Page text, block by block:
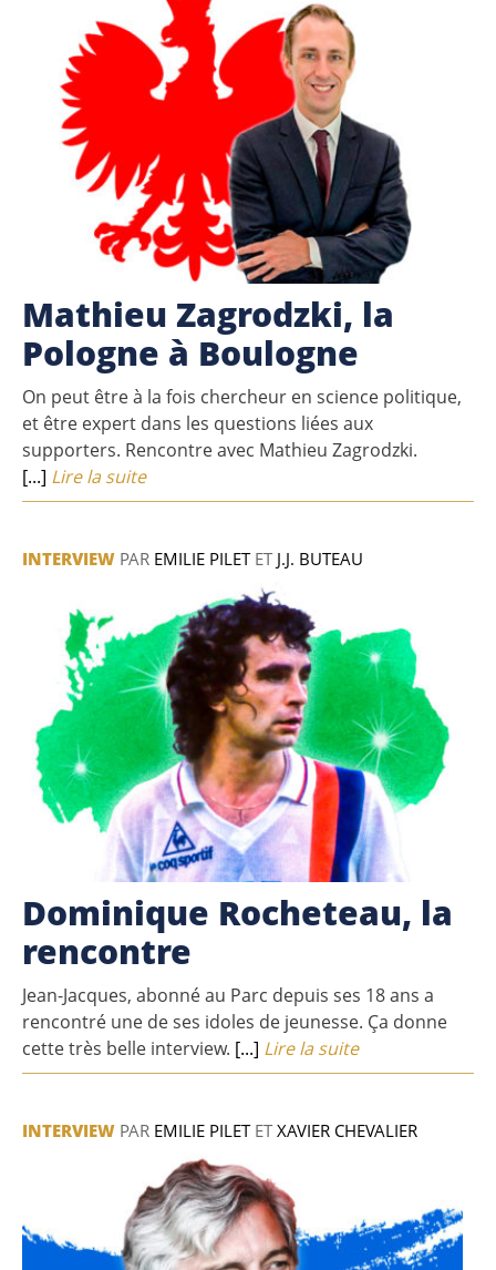
Mathieu Zagrodzki, la
Pologne à Boulogne
On peut être à la fois chercheur en science politique,
et être expert dans les questions liées aux
supporters. Rencontre avec Mathieu Zagrodzki.
[...] Lire la suite
INTERVIEW PAR EMILIE PILETET J.J. BUTEAU
Dominique Rocheteau, la
rencontre
Jean-Jacques, abonné au Parc depuis ses 18 ans a
rencontré une de ses idoles de jeunesse. Ça donne
cette très belle interview. [...] Lire la suite
INTERVIEW PAR EMILIE PILETETXAVIER CHEVALIER